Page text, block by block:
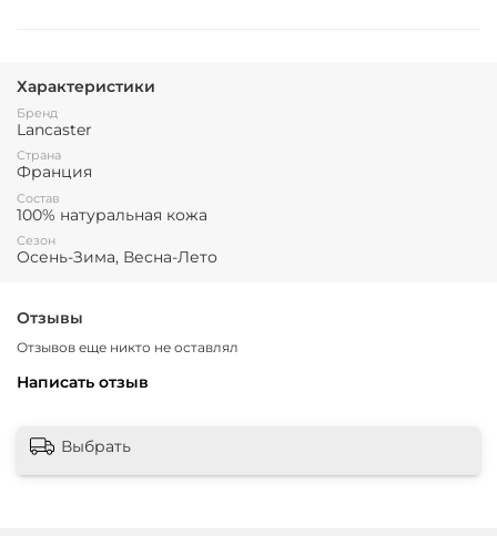
Характеристики
Бренд
Lancaster
Страна
Франция
Состав
100% натуральная кожа
Сезон
Осень-Зима, Весна-Лето
Отзывы
Отзывов еще никто не оставлял
Написать отзыв
Выбрать